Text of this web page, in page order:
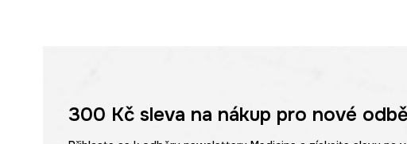
300 Kčsleva na nákup pro nové